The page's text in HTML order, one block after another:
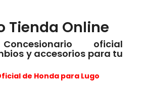
Tienda Online
oficial
y accesorios para tu
de Honda para Lugo